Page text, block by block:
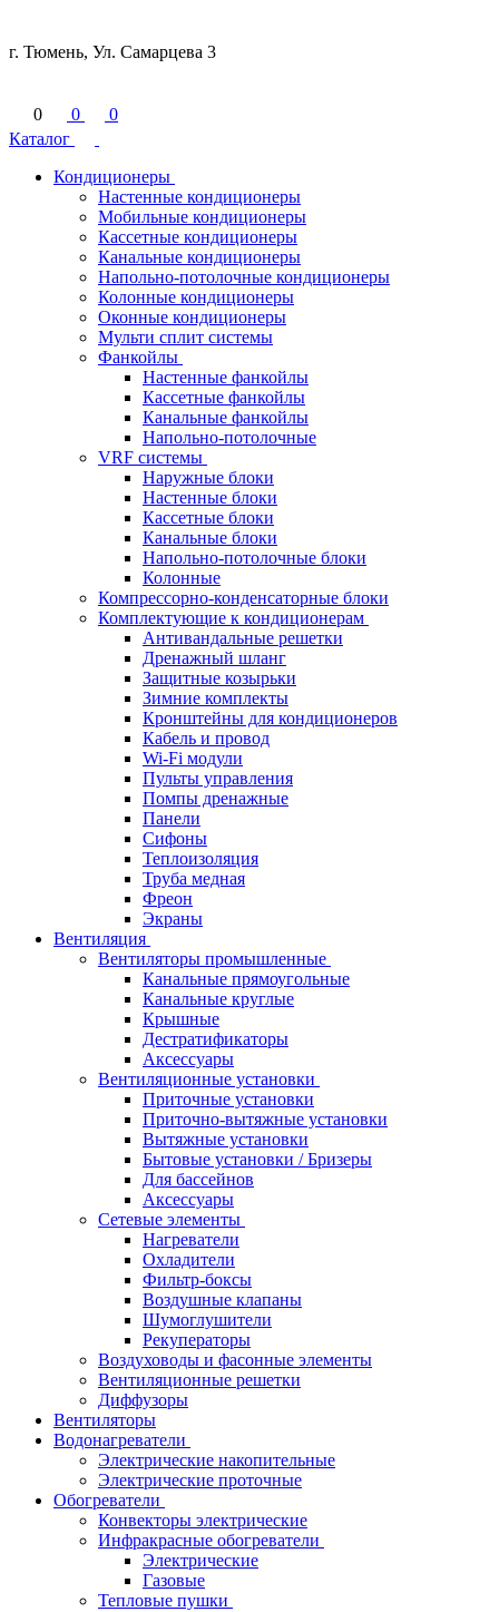
г. Тюмень, Ул. Самарцева 3
0 0
0
Каталог
Кондиционеры
Настенные кондиционеры
Мобильные кондиционеры
Кассетные кондиционеры
Канальные кондиционеры
Напольно-потолочные кондиционеры
Колонные кондиционеры
Оконные кондиционеры
Мульти сплит системы
Фанкойлы
Настенные фанкойлы
Кассетные фанкойлы
Канальные фанкойлы
Напольно-потолочные
VRF системы
Наружные блоки
Настенные блоки
Кассетные блоки
Канальные блоки
Напольно-потолочные блоки
Колонные
Компрессорно-конденсаторные блоки
Комплектующие к кондиционерам
Антивандальные решетки
Дренажный шланг
Защитные козырьки
Зимние комплекты
Кронштейны для кондиционеров
Кабель и провод
Wi-Fi модули
Пульты управления
Помпы дренажные
Панели
Сифоны
Теплоизоляция
Труба медная
Фреон
Экраны
Вентиляция
Вентиляторы промышленные
Канальные прямоугольные
Канальные круглые
Крышные
Дестратификаторы
Аксессуары
Вентиляционные установки
Приточные установки
Приточно-вытяжные установки
Вытяжные установки
Бытовые установки / Бризеры
Для бассейнов
Аксессуары
Сетевые элементы
Нагреватели
Охладители
Фильтр-боксы
Воздушные клапаны
Шумоглушители
Рекуператоры
Воздуховоды и фасонные элементы
Вентиляционные решетки
Диффузоры
Вентиляторы
Водонагреватели
Электрические накопительные
Электрические проточные
Обогреватели
Конвекторы электрические
Инфракрасные обогреватели
Электрические
Газовые
Тепловые пушки